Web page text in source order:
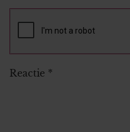
Reactie *